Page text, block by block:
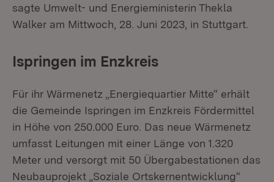
sagte Umwelt- und Energieministerin Thekla
Walker am Mittwoch, 28. Juni 2023, in Stuttgart.
Ispringen im Enzkreis
Für ihr Wärmenetz „Energiequartier Mitte“ erhält
die Gemeinde Ispringen im Enzkreis Fördermittel
in Höhe von 250.000 Euro. Das neue Wärmenetz
umfasst Leitungen mit einer Länge von 1.320
Meter und versorgt mit 50 Übergabestationen das
Neubauprojekt „Soziale Ortskernentwicklung“